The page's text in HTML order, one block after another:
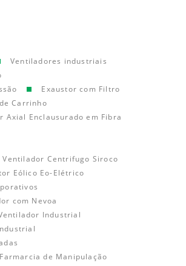
Ventiladores industriais
Exaustor com Filtro
Carrinho
Axial Enclausurado em Fibra
Ventilador Centrifugo Siroco
Eólico Eo-Elétrico
com Nevoa
Industrial
Farmarcia de Manipulação